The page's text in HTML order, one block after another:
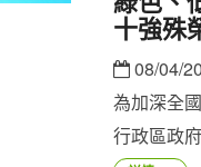
十強殊
08/04/
為加深全
行政區政